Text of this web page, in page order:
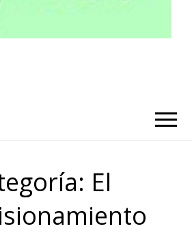
El